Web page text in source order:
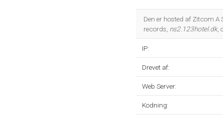
Den er hosted af Zitcom A
records, ns2.123hotel.dk,
IP:
Drevet af:
Web Server:
Kodning: